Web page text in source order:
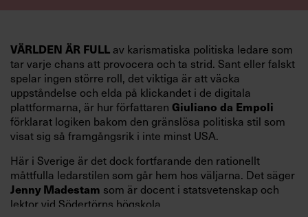
VÄRLDEN ÄR FULLav karismatiska politiska ledare som
tar varje chans att provocera och ta strid. Sant eller falskt
spelar ingen större roll, det viktiga är att väcka
uppståndelse och elda på klickandet i de digitala
plattformarna, är hur författaren Giuliano da Empoli
förklarat logiken bakom den gränslösa politiska stil som
visat sig så framgångsrik i inte minst USA.
Här i Sverige är det dock fortfarande den rationellt
måttfulla ledarstilen som går hem hos väljarna. Det säger
Jenny Madestam som är docent i statsvetenskap och
lektor vid Södertörns högskola.